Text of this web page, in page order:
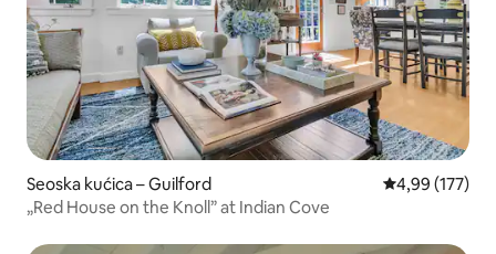
Seoska kućica – Guilford Prosječna
4,99 (177)
„Red House on the Knoll” at Indian Cove